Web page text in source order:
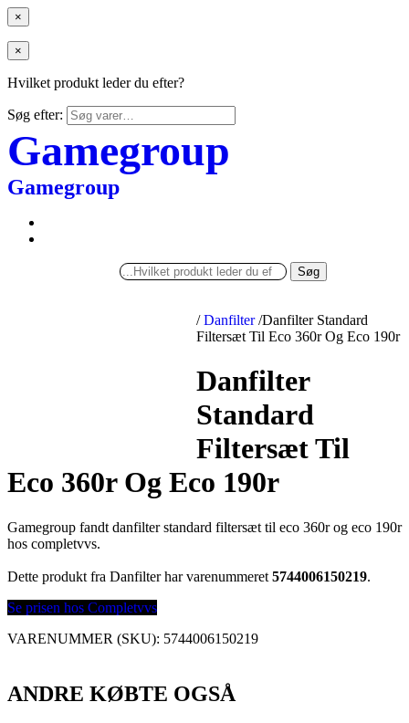
×
×
Hvilket produkt leder du efter?
Søg efter:
Gamegroup
Gamegroup
Søg
/ Danfilter /Danfilter Standard
Filtersæt Til Eco 360r Og Eco 190r
Danfilter
Standard
Filtersæt Til
Eco 360r Og Eco 190r
Gamegroup fandt danfilter standard filtersæt til eco 360r og eco 190r
hos completvvs.
Dette produkt fra Danfilter har varenummeret 5744006150219.
Se prisen hos Completvvs
VARENUMMER (SKU): 5744006150219
ANDRE KØBTE OGSÅ